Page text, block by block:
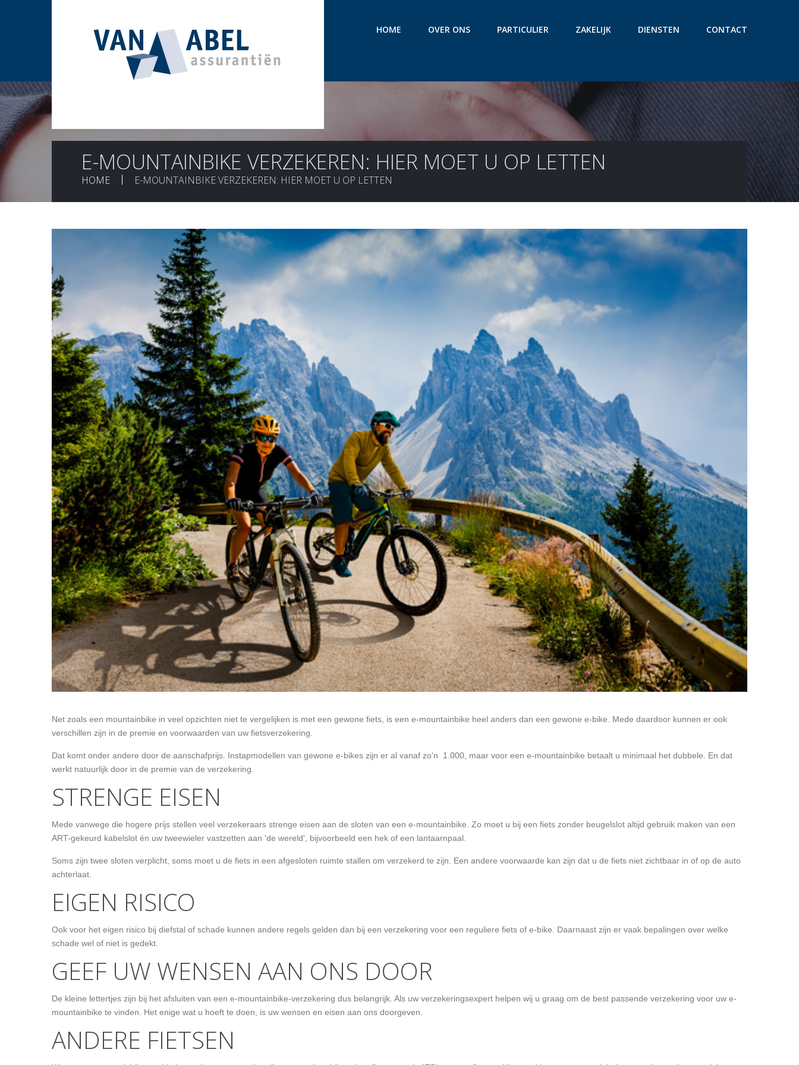
HOME OVER ONS PARTICULIER ZAKELIJK DIENSTEN CONTACT
E-MOUNTAINBIKE VERZEKEREN: HIER MOET U OP LETTEN
HOME E-MOUNTAINBIKE VERZEKEREN: HIER MOET U OP LETTEN
Net zoals een mountainbike in veel opzichten niet te vergelijken is met een gewone fiets, is een e-mountainbike heel anders dan een gewone e-bike. Mede daardoor kunnen er ook
verschillen zijn in de premie en voorwaarden van uw fietsverzekering.
Dat komt onder andere door de aanschafprijs. Instapmodellen van gewone e-bikes zijn er al vanaf zo'n  1.000, maar voor een e-mountainbike betaalt u minimaal het dubbele. En dat
werkt natuurlijk door in de premie van de verzekering.
STRENGE EISEN
Mede vanwege die hogere prijs stellen veel verzekeraars strenge eisen aan de sloten van een e-mountainbike. Zo moet u bij een fiets zonder beugelslot altijd gebruik maken van een
ART-gekeurd kabelslot én uw tweewieler vastzetten aan 'de wereld', bijvoorbeeld een hek of een lantaarnpaal.
Soms zijn twee sloten verplicht, soms moet u de fiets in een afgesloten ruimte stallen om verzekerd te zijn. Een andere voorwaarde kan zijn dat u de fiets niet zichtbaar in of op de auto
achterlaat.
EIGEN RISICO
Ook voor het eigen risico bij diefstal of schade kunnen andere regels gelden dan bij een verzekering voor een reguliere fiets of e-bike. Daarnaast zijn er vaak bepalingen over welke
schade wel of niet is gedekt.
GEEF UW WENSEN AAN ONS DOOR
De kleine lettertjes zijn bij het afsluiten van een e-mountainbike-verzekering dus belangrijk. Als uw verzekeringsexpert helpen wij u graag om de best passende verzekering voor uw e-
mountainbike te vinden. Het enige wat u hoeft te doen, is uw wensen en eisen aan ons doorgeven.
ANDERE FIETSEN